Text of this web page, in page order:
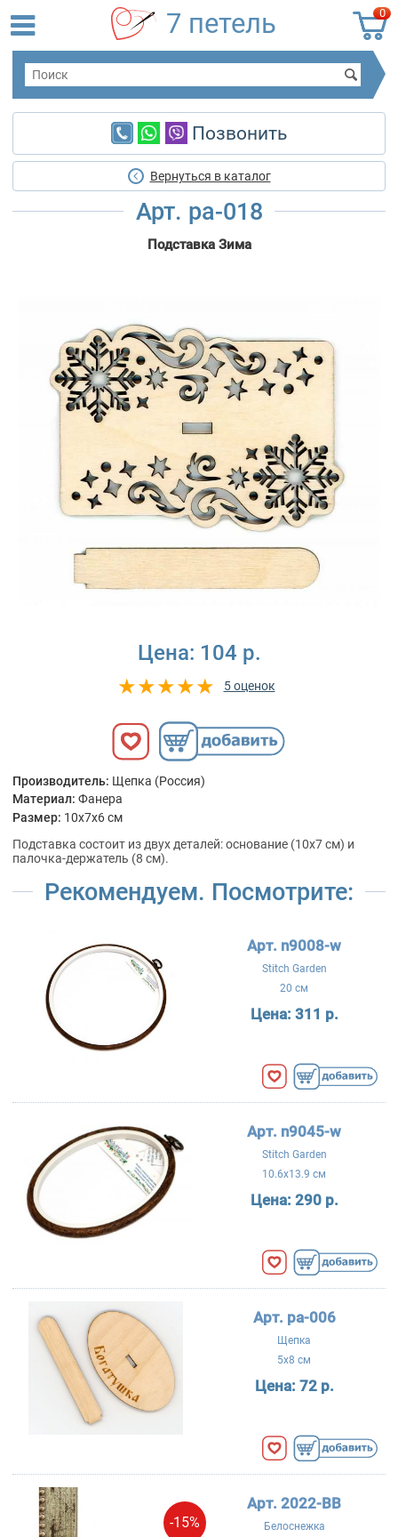
0
7 петель
Позвонить
Вернуться в каталог
Арт. ра-018
Подставка Зима
Цена: 104 р.
5 оценок
Производитель: Щепка (Россия)
Материал: Фанера
Размер: 10x7x6 см
Подставка состоит из двух деталей: основание (10х7 см) и
палочка-держатель (8 см).
Рекомендуем. Посмотрите:
Арт. n9008-w
Stitch Garden
20 см
Цена: 311 р.
Арт. n9045-w
Stitch Garden
10.6x13.9 см
Цена: 290 р.
Арт. ра-006
Щепка
5x8 см
Цена: 72 р.
-15%
Арт. 2022-BB
Белоснежка